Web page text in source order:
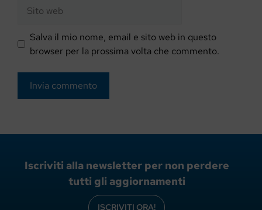
web
Salva il mio nome, email e sito web in questo
browser per la prossima volta che commento.
Iscriviti alla newsletter per non perdere
tutti gli aggiornamenti
ISCRIVITI ORA!